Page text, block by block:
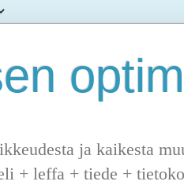
ja kaikesta
+ leffa + tiede +